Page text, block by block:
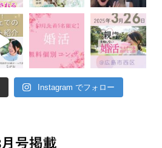
Instagram でフォロー